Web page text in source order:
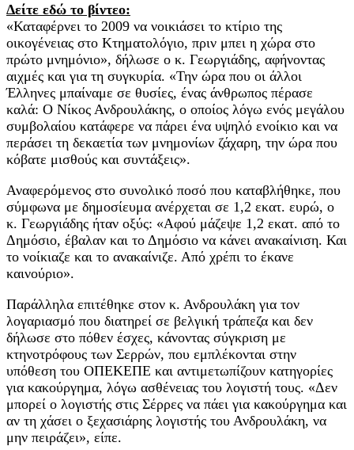
Δείτε εδώ το βίντεο:
«Καταφέρνει το 2009 να νοικιάσει το κτίριο της
οικογένειας στο Κτηματολόγιο, πριν μπει η χώρα στο
πρώτο μνημόνιο», δήλωσε ο κ. Γεωργιάδης, αφήνοντας
αιχμές και για τη συγκυρία. «Την ώρα που οι άλλοι
Έλληνες μπαίναμε σε θυσίες, ένας άνθρωπος πέρασε
καλά: Ο Νίκος Ανδρουλάκης, ο οποίος λόγω ενός μεγάλου
συμβολαίου κατάφερε να πάρει ένα υψηλό ενοίκιο και να
περάσει τη δεκαετία των μνημονίων ζάχαρη, την ώρα που
κόβατε μισθούς και συντάξεις».
Αναφερόμενος στο συνολικό ποσό που καταβλήθηκε, που
σύμφωνα με δημοσίευμα ανέρχεται σε 1,2 εκατ. ευρώ, ο
κ. Γεωργιάδης ήταν οξύς: «Αφού μάζεψε 1,2 εκατ. από το
Δημόσιο, έβαλαν και το Δημόσιο να κάνει ανακαίνιση. Και
το νοίκιαζε και το ανακαίνιζε. Από χρέπι το έκανε
καινούριο».
Παράλληλα επιτέθηκε στον κ. Ανδρουλάκη για τον
λογαριασμό που διατηρεί σε βελγική τράπεζα και δεν
δήλωσε στο πόθεν έσχες, κάνοντας σύγκριση με
κτηνοτρόφους των Σερρών, που εμπλέκονται στην
υπόθεση του ΟΠΕΚΕΠΕ και αντιμετωπίζουν κατηγορίες
για κακούργημα, λόγω ασθένειας του λογιστή τους. «Δεν
μπορεί ο λογιστής στις Σέρρες να πάει για κακούργημα και
αν τη χάσει ο ξεχασιάρης λογιστής του Ανδρουλάκη, να
μην πειράζει», είπε.